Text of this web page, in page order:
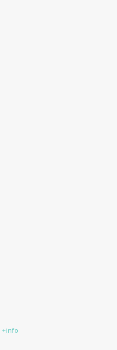
+info